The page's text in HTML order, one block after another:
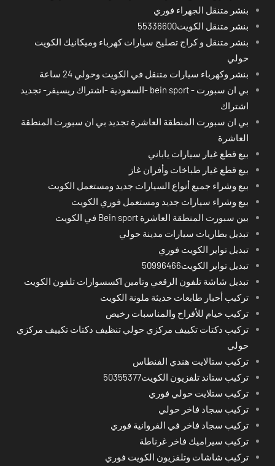
بنشر متنقل الجهراء فوري
بنشر متنقل الكويت55336600
بنشر متنقل و كراج تصليح سيارات كهرباء وميكانيك الكويت
حولي
بنشر وكهرباء سيارات متنقل في الكويت وحولي 24 ساعة
بي ان سبورت - bein sport -السعودية -اشتراك ريسيفر- تجديد
اشتراك
بي ان سبورت المنطقة العاشرة تجديد بي ان سبورت المنطقة
العاشرة
بيع قطع غيار سيارات ياباني
بيع قطع غيار طباخات وأفران غاز
بيع وشراء جميع أنواع السيارات جديد ومستعمل الكويت
بيع وشراء سيارات جديد ومستعمل فوري الكويت
بين سبورت المنطقة العاشرة Bein sport في الكويت
تبديل بطاريات سيارات مدينة حولي
تبديل تواير الكويت فوري
تبديل تواير الكويت50996466
تبديل شاشة تلفون الرقعي وتامين اكسسوارات تلفون الكويت
تركيب أحبار طابعات حديثة ملونة الكويت
تركيب خيام للأفراح والمناسبات رخيص
تركيب دكتات تكييف مركزي حولي تنظيف دكتات تكييف مركزي
حولي
تركيب ستالايت هندي الفنطاس
تركيب ستاند تلفزيون الكويت50355377
تركيب ستلايت حولي فوري
تركيب سجاد فاخر حولي
تركيب سجاد فاخر في الفروانية فوري
تركيب سيراميك فاخر غرناطة
تركيب شاشات وتلفزيون الكويت فوري